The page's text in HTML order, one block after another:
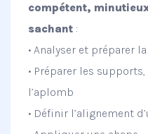
compétent,
sachant :
• Analyser et préparer
• Préparer les
l’aplomb
• Définir l’alignement